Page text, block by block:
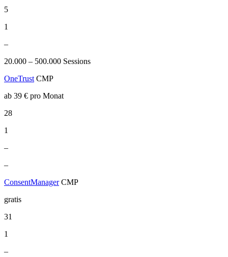
5
1
–
20.000 – 500.000 Sessions
OneTrust CMP
ab 39 € pro Monat
28
1
–
–
ConsentManagerCMP
gratis
31
1
–